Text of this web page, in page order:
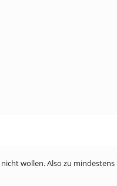
wollen. Also zu